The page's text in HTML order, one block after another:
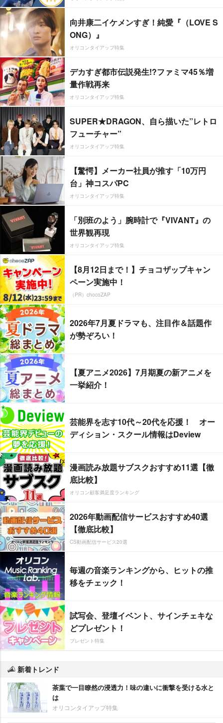
向井康二イケメンすぎ！純愛『（LOVE S
ONG）』
オリコンタイアップ特集
デカすぎ都市伝説発生!?ファミマ45％増
量作戦再来
オリコンタイアップ特集
SUPER★DRAGON、自ら描いた”レトロ
フューチャー”
オリコンタイアップ特集
【驚愕】メーカー社員が推す「10万円
台」神コスパPC
オリコンタイアップ特集
「別班のよう」腕時計で『VIVANT』の
世界観再現
オリコンタイアップ特集
【8月12日まで！】チョコザップキャン
ペーン実施中！
（PR）chocoZAP
2026年7月夏ドラマも、注目作＆話題作
が勢ぞろい！
【夏アニメ2026】7月期夏の新アニメを
一挙紹介！
芸能界を志す10代～20代を応援！ オー
ディション・スクール情報はDeview
漫画読み放題サブスクおすすめ11選【徹
底比較】
オリコン顧客満足度ランキング
2026年動画配信サービスおすすめ40選
【徹底比較】
CS動画配信サービス20選
毎週の音楽ランキングから、ヒットの推
移をチェック！
試写会、登壇イベント、サインチェキな
どプレゼント！
プレゼント特集
新着トレンド
茶葉で一目瞭然の浸透力！味の違いに衝撃を受ける水と
は
オリコンタイアップ特集